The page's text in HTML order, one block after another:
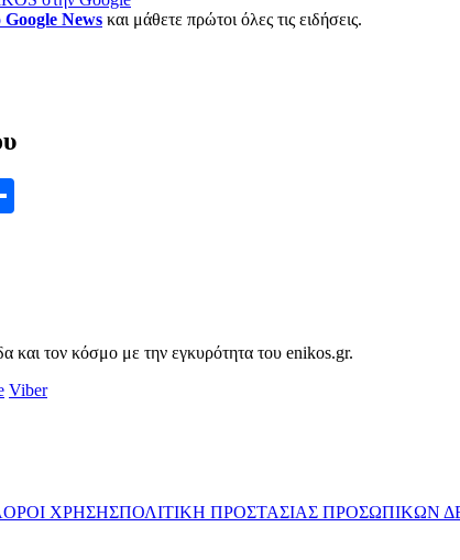
News και μάθετε πρώτοι όλες τις ειδήσεις.
και τον κόσμο με την εγκυρότητα του enikos.gr.
Viber
ΟΡΟΙ ΧΡΗΣΗΣΠΟΛΙΤΙΚΗ ΠΡΟΣΤΑΣΙΑΣ ΠΡΟΣΩΠΙΚΩΝ